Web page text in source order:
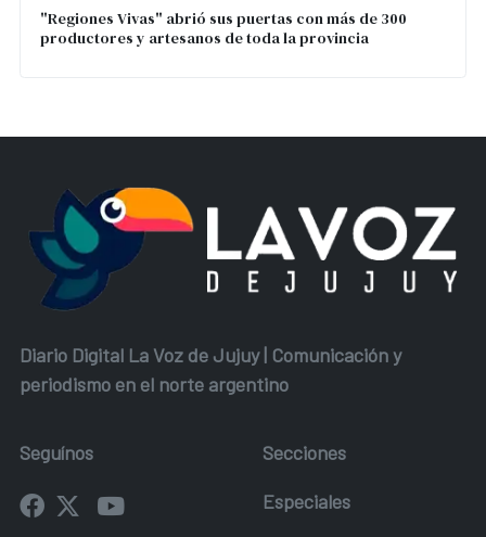
"Regiones Vivas" abrió sus puertas con más de 300
productores y artesanos de toda la provincia
Diario Digital La Voz de Jujuy | Comunicación y
periodismo en el norte argentino
Seguínos Secciones
Especiales